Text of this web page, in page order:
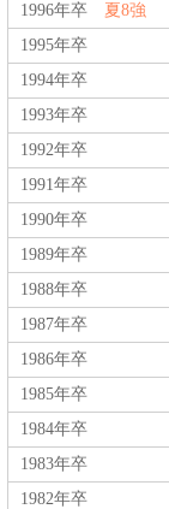
1996年卒 夏8強
1995年卒
1994年卒
1993年卒
1992年卒
1991年卒
1990年卒
1989年卒
1988年卒
1987年卒
1986年卒
1985年卒
1984年卒
1983年卒
1982年卒